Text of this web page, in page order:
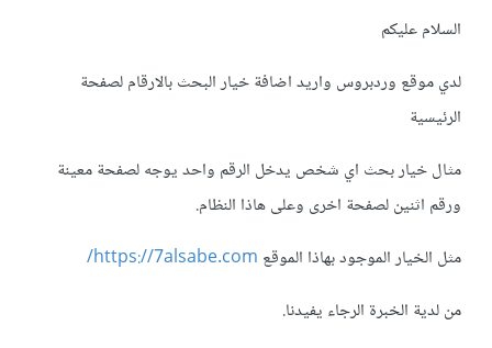
السلام عليكم
لدي موقع وردبروس واريد اضافة خيار البحث بالارقام لصفحة
الرئيسية
مثال خيار بحث اي شخص يدخل الرقم واحد يوجه لصفحة معينة
ورقم اثنين لصفحة اخرى وعلى هاذا النظام.
مثل الخيار الموجود بهاذا الموقع https://7alsabe.com/
من لدية الخبرة الرجاء يفيدنا.